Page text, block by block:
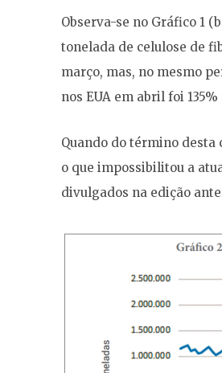
Observa-se no Gráfico 1
tonelada de celulose de
março, mas, no mesmo
nos EUA em abril foi
Quando do término desta
o que impossibilitou a
divulgados na edição